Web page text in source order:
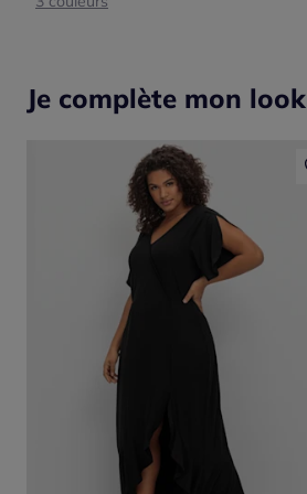
Je complète mon look